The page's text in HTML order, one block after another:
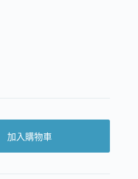
加入購物車